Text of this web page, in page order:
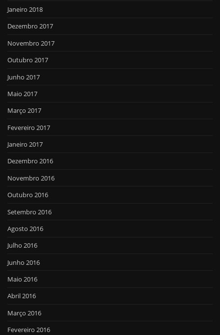
Janeiro 2018
Dezembro 2017
Novembro 2017
Outubro 2017
Junho 2017
Maio 2017
Março 2017
Fevereiro 2017
Janeiro 2017
Dezembro 2016
Novembro 2016
Outubro 2016
Setembro 2016
Agosto 2016
Julho 2016
Junho 2016
Maio 2016
Abril 2016
Março 2016
Fevereiro 2016